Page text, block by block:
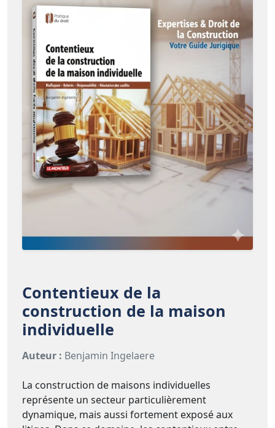
Contentieux de la
construction de la maison
individuelle
Auteur : Benjamin Ingelaere
La construction de maisons individuelles
représente un secteur particulièrement
dynamique, mais aussi fortement exposé aux